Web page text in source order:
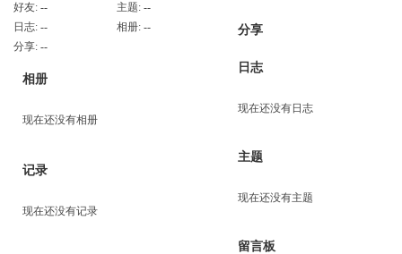
好友: -- 主题: --
日志: -- 相册: --
分享: --
相册
现在还没有相册
记录
现在还没有记录
分享
日志
现在还没有日志
主题
现在还没有主题
留言板